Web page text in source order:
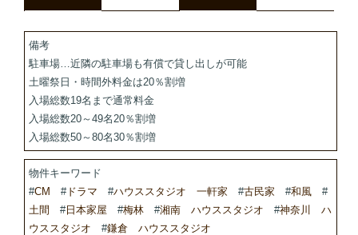
備考
駐車場…近隣の駐車場も有償で貸し出しが可能
土曜祭日・時間外料金は20％割増
入場総数19名まで通常料金
入場総数20～49名20％割増
入場総数50～80名30％割増
物件キーワード
#CM #ドラマ #ハウススタジオ 一軒家 #古民家 #和風 #
土間
#日本家屋 #梅林 #湘南 ハウススタジオ #神奈川 ハ
ウススタジオ #鎌倉 ハウススタジオ